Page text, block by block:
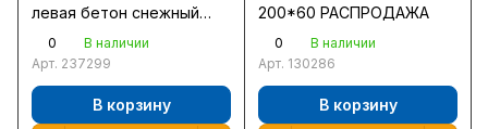
левая бетон снежный
зеркало фацет
0
В наличии
Арт. 237299
В корзину
200*60 РАСПРОДАЖА
0
В наличии
Арт. 130286
В корзину